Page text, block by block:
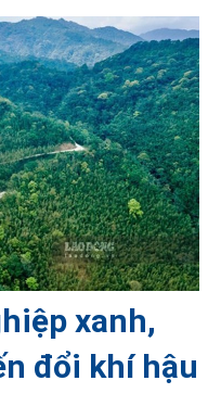
xanh,
đổi khí hậu